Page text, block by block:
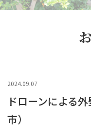
2024.09.07
ドローンによる
市）